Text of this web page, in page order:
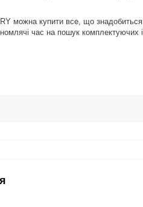
можна купити все, що
час на пошук комплектуючих